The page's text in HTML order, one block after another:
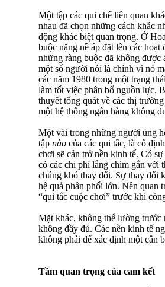
Một tập các qui chế liên quan
nhau đã chọn những cách khác
động khác biệt quan trọng. Ở
buộc nặng nề áp đặt lên các
những ràng buộc đã không được
một số người nói là chính vì nó
các năm 1980 trong một trạng
làm tốt việc phân bổ nguồn lực.
thuyết tổng quát về các thị
một hệ thống ngân hàng không
Một vài trong những người ủng
tập nào của các qui tắc, là cố
chơi sẽ cản trở nền kinh tế. Có
có các chi phí lắng chìm gắn với
chúng khó thay đổi. Sự thay đổi
hệ quả phân phối lớn. Nên quan
“qui tắc cuộc chơi” trước khi
Mặt khác, không thể lường trước
không đầy đủ. Các nền kinh tế
không phải để xác định một cân
Tầm quan trọng của cam kết